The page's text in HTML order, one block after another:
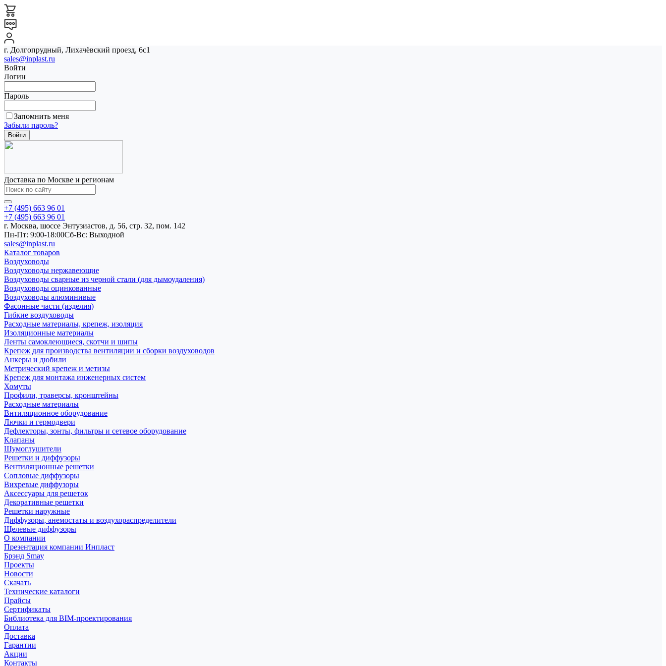
г. Долгопрудный, Лихачёвский проезд, 6с1
sales@inplast.ru
Войти
Логин
Пароль
Запомнить меня
Забыли пароль?
Доставка по Москве и регионам
+7 (495) 663 96 01
+7 (495) 663 96 01
г. Москва, шоссе Энтузиастов, д. 56, стр. 32, пом. 142
Пн-Пт: 9:00-18:00Cб-Вс: Выходной
sales@inplast.ru
Каталог товаров
Воздуховоды
Воздуховоды нержавеющие
Воздуховоды сварные из черной стали (для дымоудаления)
Воздуховоды оцинкованные
Воздуховоды алюминивые
Фасонные части (изделия)
Гибкие воздуховоды
Расходные материалы, крепеж, изоляция
Изоляционные материалы
Ленты самоклеющиеся, скотчи и шипы
Крепеж для производства вентиляции и сборки воздуховодов
Анкеры и дюбили
Метрический крепеж и метизы
Крепеж для монтажа инженерных систем
Хомуты
Профили, траверсы, кронштейны
Расходные материалы
Внтиляционное оборудование
Лючки и гермодвери
Дефлекторы, зонты, фильтры и сетевое оборудование
Клапаны
Шумоглушители
Решетки и диффузоры
Вентиляционные решетки
Сопловые диффузоры
Вихревые диффузоры
Аксессуары для решеток
Декоративные решетки
Решетки наружные
Диффузоры, анемостаты и воздухораспределители
Щелевые диффузоры
О компании
Презентация компании Инпласт
Брэнд Smay
Проекты
Новости
Скачать
Технические каталоги
Прайсы
Сертификаты
Библиотека для BIM-проектирования
Оплата
Доставка
Гарантии
Акции
Контакты